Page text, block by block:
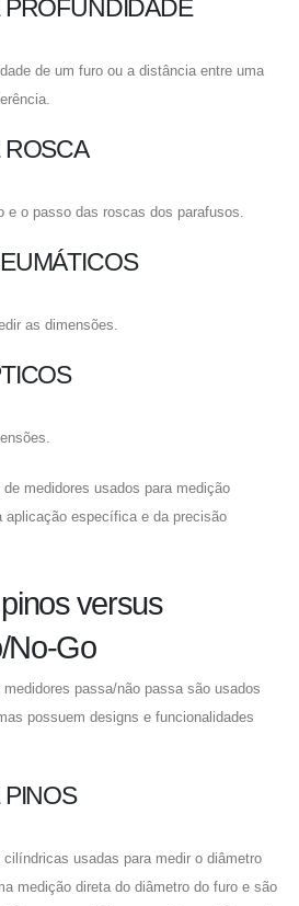
de um furo ou a distância entre uma
ROSCA
e o passo das roscas dos parafusos.
as dimensões.
medidores usados ​​para medição
aplicação específica e da precisão
versus
No-Go
passa/não passa são usados
possuem designs e funcionalidades
usadas para medir o diâmetro
medição direta do diâmetro do furo e são